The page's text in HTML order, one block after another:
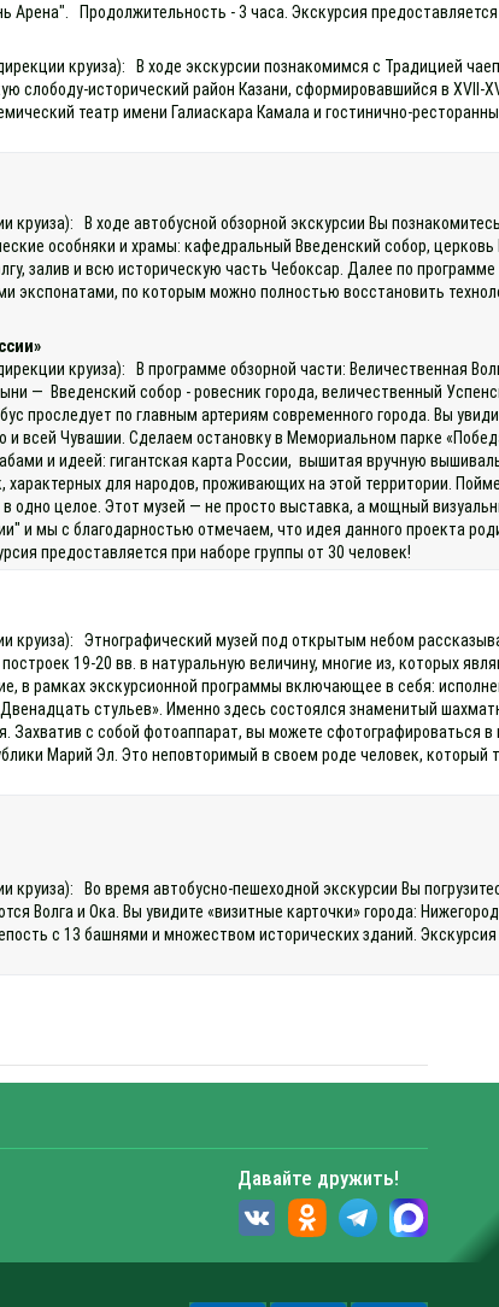
Продолжительность - 3 часа. Экскурсия предоставляется
круиза): В ходе экскурсии познакомимся с Традицией
слободу-исторический район Казани, сформировавшийся в
театр имени Галиаскара Камала и гостинично-
круиза): В ходе автобусной обзорной экскурсии Вы
особняки и храмы: кафедральный Введенский собор,
залив и всю историческую часть Чебоксар. Далее по
экспонатами, по которым можно полностью восстановить
круиза): В программе обзорной части: Величественная
— Введенский собор - ровесник города, величественный
по главным артериям современного города. Вы
Чувашии. Сделаем остановку в Мемориальном парке
и идеей: гигантская карта России, вышитая вручную
для народов, проживающих на этой территории.
целое. Этот музей — не просто выставка, а мощный
мы с благодарностью отмечаем, что идея данного проекта
предоставляется при наборе группы от 30 человек!
круиза): Этнографический музей под открытым небом
19-20 вв. в натуральную величину, многие из, которых
рамках экскурсионной программы включающее в себя:
стульев». Именно здесь состоялся знаменитый
с собой фотоаппарат, вы можете
Марий Эл. Это неповторимый в своем роде человек,
Во время автобусно-пешеходной экскурсии Вы
Волга и Ока. Вы увидите «визитные карточки» города:
с 13 башнями и множеством исторических зданий.
Давайте дружить!